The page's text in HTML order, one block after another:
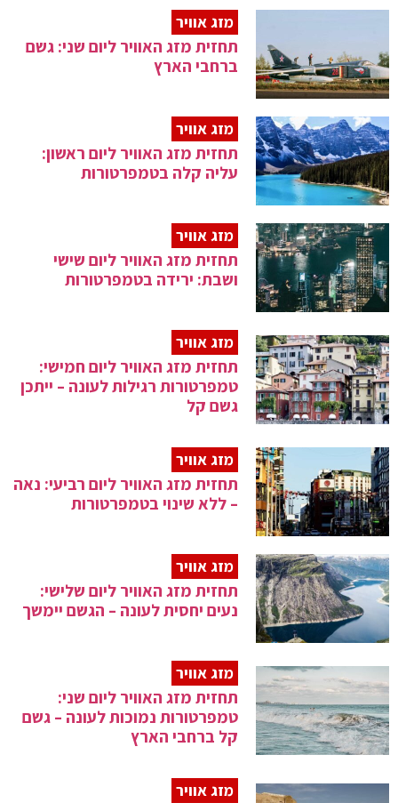
מזג אוויר
תחזית מזג האוויר ליום שני: גשם
ברחבי הארץ
מזג אוויר
תחזית מזג האוויר ליום ראשון:
עליה קלה בטמפרטורות
מזג אוויר
תחזית מזג האוויר ליום שישי
ושבת: ירידה בטמפרטורות
מזג אוויר
תחזית מזג האוויר ליום חמישי:
טמפרטורות רגילות לעונה – ייתכן
גשם קל
מזג אוויר
תחזית מזג האוויר ליום רביעי: נאה
– ללא שינוי בטמפרטורות
מזג אוויר
תחזית מזג האוויר ליום שלישי:
נעים יחסית לעונה – הגשם יימשך
מזג אוויר
תחזית מזג האוויר ליום שני:
טמפרטורות נמוכות לעונה – גשם
קל ברחבי הארץ
מזג אוויר